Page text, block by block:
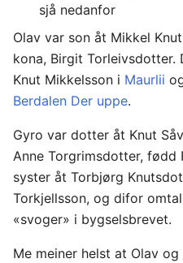
sjå nedanfor
Olav var son åt Mikkel
kona, Birgit Torleivsdotter.
Knut Mikkelsson i Maurlii
Berdalen Der uppe.
Gyro var dotter åt Knut
Anne Torgrimsdotter, fødd
syster åt Torbjørg
Torkjellsson, og difor
«svoger» i bygselsbrevet.
Me meiner helst at Olav